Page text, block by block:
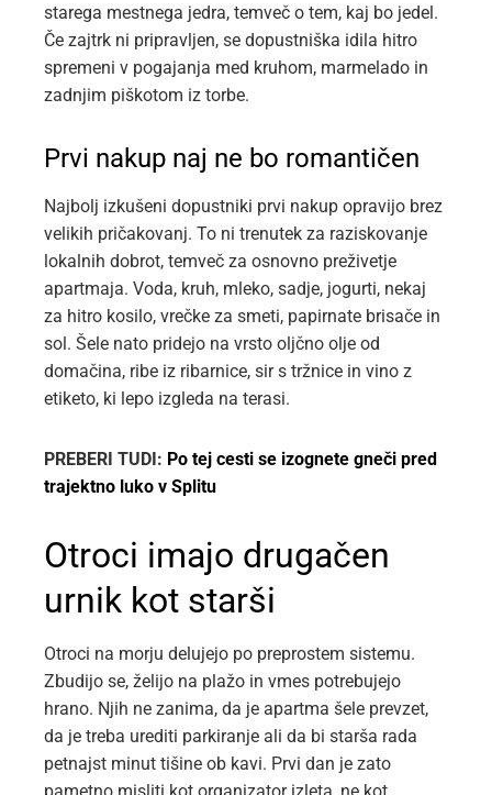
starega mestnega jedra, temveč o tem, kaj bo jedel.
Če zajtrk ni pripravljen, se dopustniška idila hitro
spremeni v pogajanja med kruhom, marmelado in
zadnjim piškotom iz torbe.
Prvi nakup naj ne bo romantičen
Najbolj izkušeni dopustniki prvi nakup opravijo brez
velikih pričakovanj. To ni trenutek za raziskovanje
lokalnih dobrot, temveč za osnovno preživetje
apartmaja. Voda, kruh, mleko, sadje, jogurti, nekaj
za hitro kosilo, vrečke za smeti, papirnate brisače in
sol. Šele nato pridejo na vrsto oljčno olje od
domačina, ribe iz ribarnice, sir s tržnice in vino z
etiketo, ki lepo izgleda na terasi.
PREBERI TUDI: Po tej cesti se izognete gneči pred
trajektno luko v Splitu
Otroci imajo drugačen
urnik kot starši
Otroci na morju delujejo po preprostem sistemu.
Zbudijo se, želijo na plažo in vmes potrebujejo
hrano. Njih ne zanima, da je apartma šele prevzet,
da je treba urediti parkiranje ali da bi starša rada
petnajst minut tišine ob kavi. Prvi dan je zato